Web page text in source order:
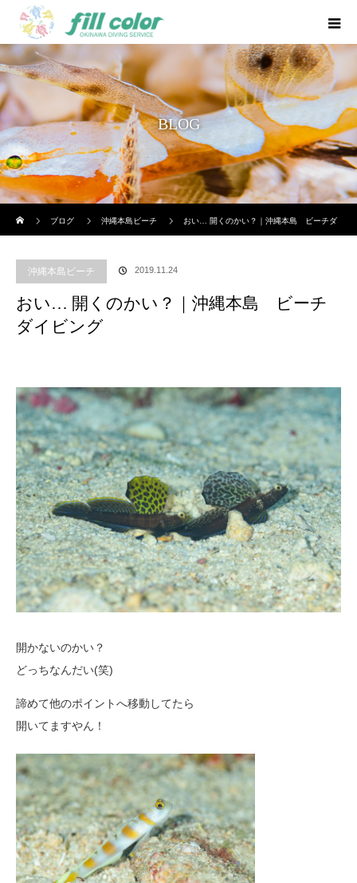
BLOG
ブログ
沖縄本島ビーチ おい… 開くのかい？｜沖縄本島 ビーチダ
沖縄本島ビーチ 2019.11.24
おい… 開くのかい？｜沖縄本島 ビーチ
ダイビング
開かないのかい？
どっちなんだい(笑)
諦めて他のポイントへ移動してたら
開いてますやん！